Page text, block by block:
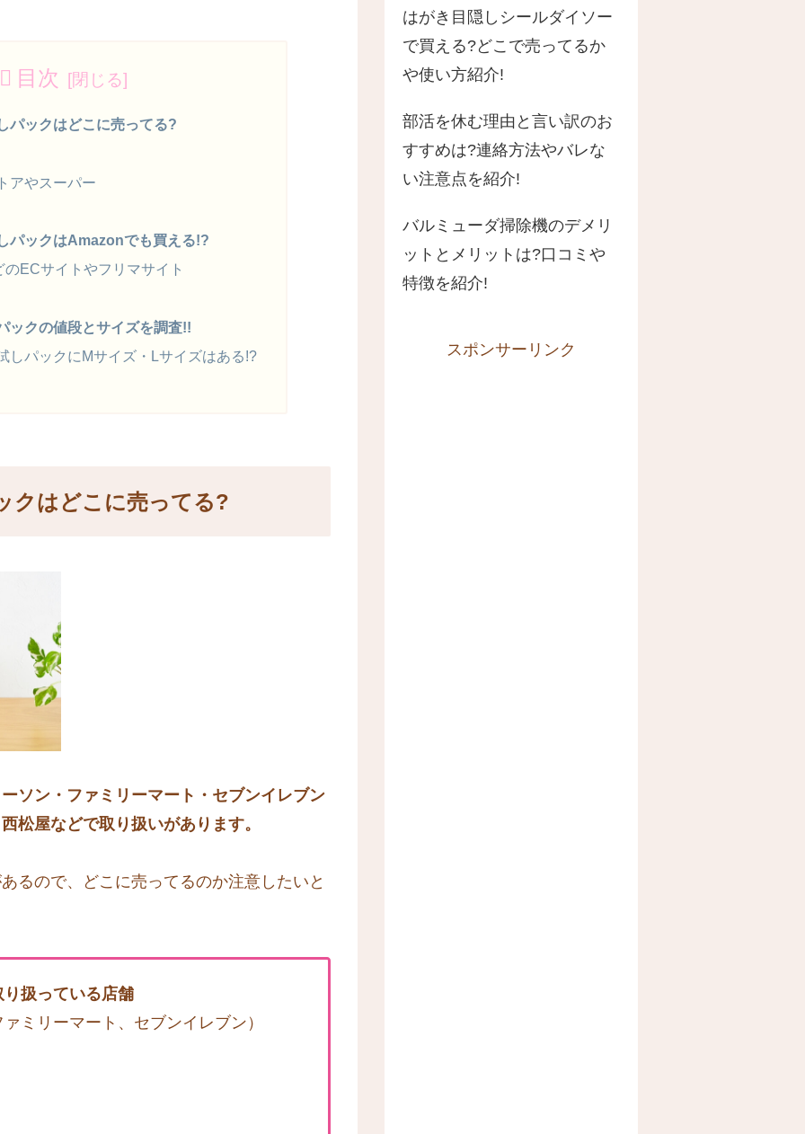
目次
パックはどこに売ってる?
アやスーパー
パックはAmazonでも買える!?
ECサイトやフリマサイト
ックの値段とサイズを調査!!
しパックにMサイズ・Lサイズはある!?
クはどこに売ってる?
ソン・ファミリーマート・セブンイレブン
松屋などで取り扱いがあります。
るので、どこに売ってるのか注意したいと
扱っている店舗
ミリーマート、セブンイレブン）
はがき目隠しシールダイソー
で買える?どこで売ってるか
や使い方紹介!
部活を休む理由と言い訳のお
すすめは?連絡方法やバレな
い注意点を紹介!
バルミューダ掃除機のデメリ
ットとメリットは?口コミや
特徴を紹介!
スポンサーリンク